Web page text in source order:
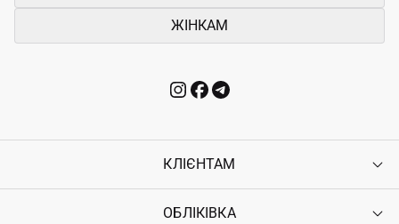
ЖІНКАМ
КЛІЄНТАМ
Контакти
ОБЛІКІВКА